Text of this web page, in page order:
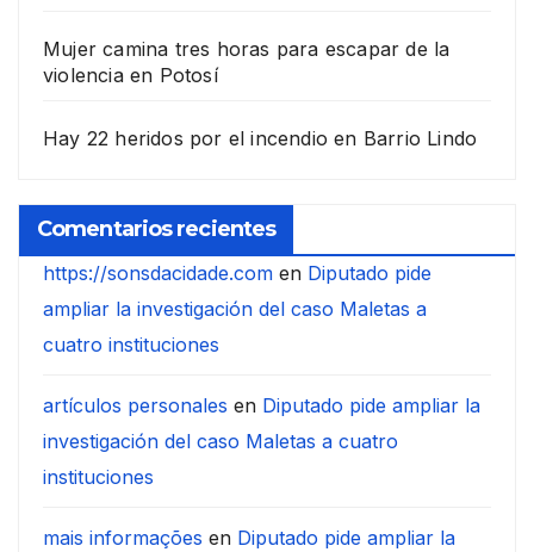
Mujer camina tres horas para escapar de la
violencia en Potosí
Hay 22 heridos por el incendio en Barrio Lindo
Comentarios recientes
https://sonsdacidade.com en Diputado pide
ampliar la investigación del caso Maletas a
cuatro instituciones
artículos personales en Diputado pide ampliar la
investigación del caso Maletas a cuatro
instituciones
mais informações en Diputado pide ampliar la